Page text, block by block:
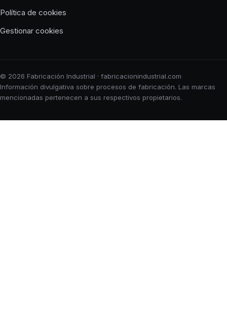
Política de cookies
Gestionar cookies
© 2026 Fabricación Industrial · fabricacionindustrial.com
Información divulgativa sobre procesos de fabricación. Las marcas
mencionadas pertenecen a sus respectivos propietarios.